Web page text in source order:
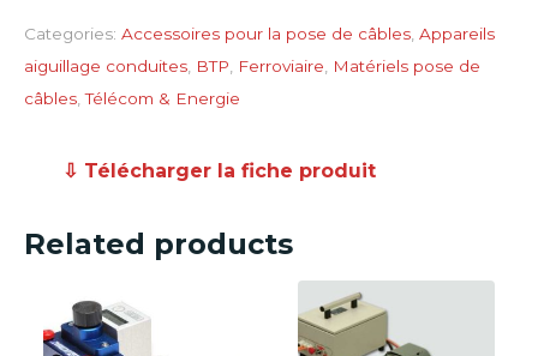
Categories: Accessoires pour la pose de câbles Appareils
aiguillage conduites BTP Ferroviaire
Matériels pose de
câbles ,Télécom & Energie
⇩ Télécharger la fiche produit
Related products